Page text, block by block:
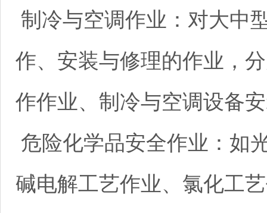
制冷与空调作业：对大中
作、安装与修理的作业，
作作业、制冷与空调设备
危险化学品安全作业：如
碱电解工艺作业、氯化工